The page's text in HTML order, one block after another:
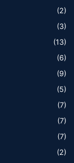
(2)
(3)
(13)
(6)
(9)
(5)
(7)
(7)
(7)
(2)